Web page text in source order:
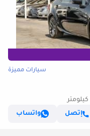
سيارات مميزة
إتصل
واتساب